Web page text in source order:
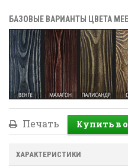
БАЗОВЫЕ ВАРИАНТЫ ЦВЕТА
Печать
ХАРАКТЕРИСТИКИ